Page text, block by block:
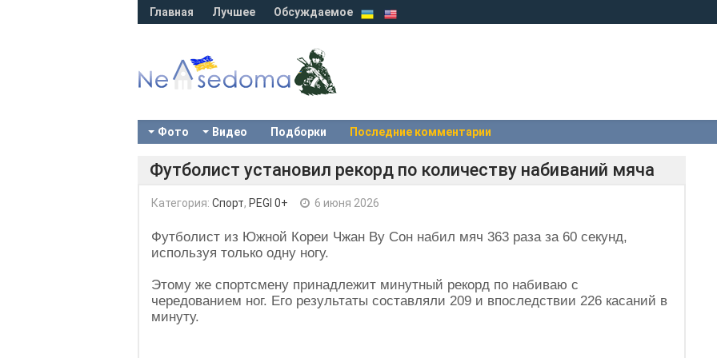
Главная Лучшее Обсуждаемое
Фото Видео Подборки Последние комментарии
Футболист установил рекорд по количеству набиваний мяча
Категория: Спорт, PEGI 0+ 6 июня 2026
Футболист из Южной Кореи Чжан Ву Сон набил мяч 363 раза за 60 секунд,
используя только одну ногу.
Этому же спортсмену принадлежит минутный рекорд по набиваю с
чередованием ног. Его результаты составляли 209 и впоследствии 226 касаний в
минуту.